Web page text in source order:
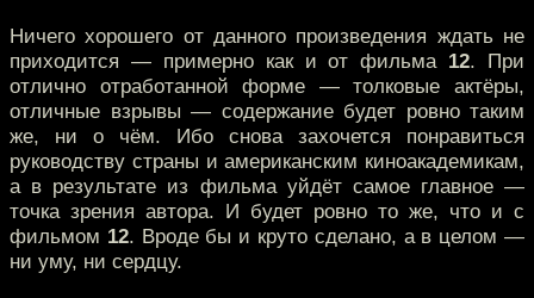
Ничего хорошего от данного произведения ждать не
приходится — примерно как и от фильма 12. При
отлично отработанной форме — толковые актёры,
отличные взрывы — содержание будет ровно таким
же, ни о чём. Ибо снова захочется понравиться
руководству страны и американским киноакадемикам,
а в результате из фильма уйдёт самое главное —
точка зрения автора. И будет ровно то же, что и с
фильмом 12. Вроде бы и круто сделано, а в целом —
ни уму, ни сердцу.